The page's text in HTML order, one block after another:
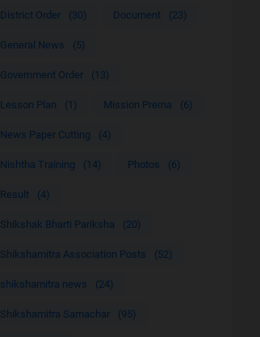
District Order (30) Document (23)
General News (5)
Government Order (13)
Lesson Plan (1) Mission Prerna (6)
News Paper Cutting (4)
Nishtha Training (14) Photos (6)
Result (4)
Shikshak Bharti Pariksha (20)
Shikshamitra Association Posts (52)
shikshamitra news (24)
Shikshamitra Samachar (95)